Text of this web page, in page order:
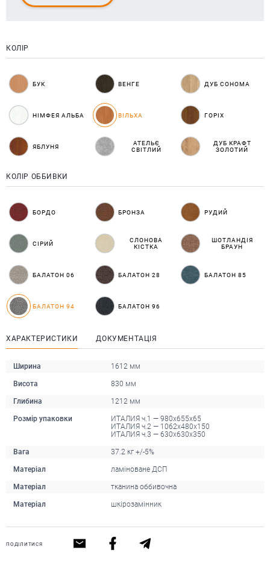
КОЛІР
БУК ВЕНГЕ ДУБ СОНОМА
НІМФЕЯ АЛЬБА ВІЛЬХА ГОРІХ
ЯБЛУНЯ
АТЕЛЬЄ
СВІТЛИЙ
ДУБ КРАФТ
ЗОЛОТИЙ
КОЛІР ОББИВКИ
БОРДО БРОНЗА РУДИЙ
СІРИЙ
СЛОНОВА
КІСТКА
ШОТЛАНДІЯ
БРАУН
БАЛАТОН 06 БАЛАТОН 28 БАЛАТОН 85
БАЛАТОН 94 БАЛАТОН 96
ХАРАКТЕРИСТИКИ ДОКУМЕНТАЦІЯ
Ширина 1612 мм
Висота 830 мм
Глибина 1212 мм
Розмір упаковки
ИТАЛИЯ ч.1 — 980х655х65
ИТАЛИЯ ч.2 — 1062х480х150
ИТАЛИЯ ч.3 — 630х630х350
Вага 37.2 кг +/-5%
Матеріал ламіноване ДСП
Матеріал тканина оббивочна
Матеріал шкірозамінник
ПОДІЛИТИСЯ